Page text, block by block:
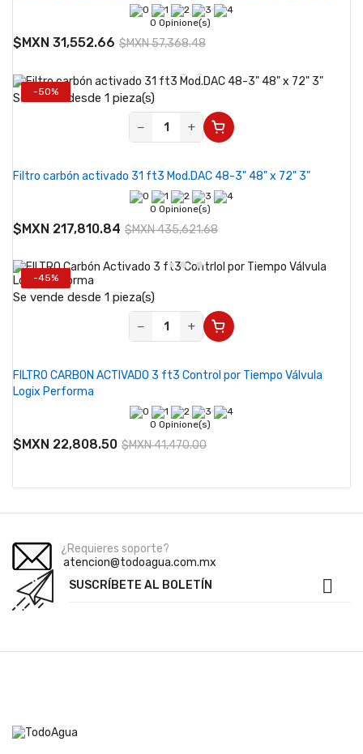
0 Opinione(s)
$MXN 31,552.66 $MXN 57,368.48
-50%
Se vende desde 1 pieza(s)
−
+
Filtro carbón activado 31 ft3 Mod.DAC 48-3" 48" x 72" 3"
0 Opinione(s)
$MXN 217,810.84 $MXN 435,621.68
-45%
Se vende desde 1 pieza(s)
−
+
FILTRO CARBON ACTIVADO 3 ft3 Control por Tiempo Válvula
Logix Performa
0 Opinione(s)
$MXN 22,808.50 $MXN 41,470.00
¿Requieres soporte?
atencion@todoagua.com.mx
SUSCRÍBETE AL BOLETÍN
